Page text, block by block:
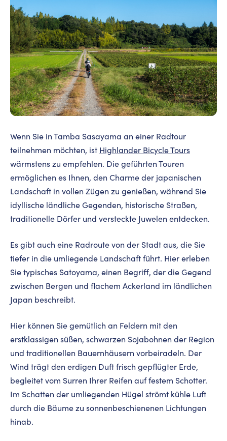
Wenn Sie in Tamba Sasayama an einer Radtour
teilnehmen möchten, ist Highlander Bicycle Tours
wärmstens zu empfehlen. Die geführten Touren
ermöglichen es Ihnen, den Charme der japanischen
Landschaft in vollen Zügen zu genießen, während Sie
idyllische ländliche Gegenden, historische Straßen,
traditionelle Dörfer und versteckte Juwelen entdecken.
Es gibt auch eine Radroute von der Stadt aus, die Sie
tiefer in die umliegende Landschaft führt. Hier erleben
Sie typisches Satoyama, einen Begriff, der die Gegend
zwischen Bergen und flachem Ackerland im ländlichen
Japan beschreibt.
Hier können Sie gemütlich an Feldern mit den
erstklassigen süßen, schwarzen Sojabohnen der Region
und traditionellen Bauernhäusern vorbeiradeln. Der
Wind trägt den erdigen Duft frisch gepflügter Erde,
begleitet vom Surren Ihrer Reifen auf festem Schotter.
Im Schatten der umliegenden Hügel strömt kühle Luft
durch die Bäume zu sonnenbeschienenen Lichtungen
hinab.